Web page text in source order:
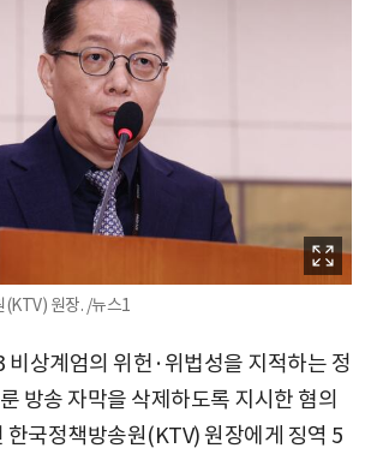
(KTV) 원장. /뉴스1
비상계엄의 위헌·위법성을 지적하는 정
방송 자막을 삭제하도록 지시한 혐의
한국정책방송원(KTV) 원장에게 징역 5